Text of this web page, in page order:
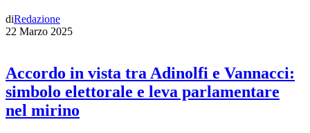
diRedazione
22 Marzo 2025
Accordo in vista tra Adinolfi e Vannacci:
simbolo elettorale e leva parlamentare
nel mirino